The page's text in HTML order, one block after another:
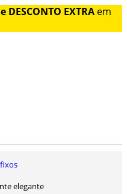
DESCONTO EXTRA em
elegante